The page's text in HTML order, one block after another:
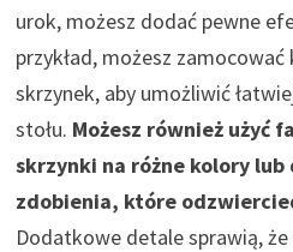
urok, możesz dodać pewne
przykład, możesz zamocować
skrzynek, aby umożliwić
stołu. Możesz również użyć
skrzynki na różne kolory lub
zdobienia, które
Dodatkowe detale sprawią,